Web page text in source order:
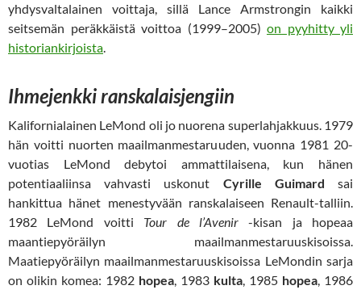
yhdysvaltalainen voittaja, sillä Lance Armstrongin kaikki
seitsemän peräkkäistä voittoa (1999–2005) on pyyhitty yli
historiankirjoista.
Ihmejenkki ranskalaisjengiin
Kalifornialainen LeMond oli jo nuorena superlahjakkuus. 1979
hän voitti nuorten maailmanmestaruuden, vuonna 1981 20-
vuotias LeMond debytoi ammattilaisena, kun hänen
potentiaaliinsa vahvasti uskonut Cyrille Guimard sai
hankittua hänet menestyvään ranskalaiseen Renault-talliin.
1982 LeMond voitti Tour de l’Avenir-kisan ja hopeaa
maantiepyöräilyn maailmanmestaruuskisoissa.
Maatiepyöräilyn maailmanmestaruuskisoissa LeMondin sarja
on olikin komea: 1982 hopea, 1983 kulta, 1985 hopea, 1986